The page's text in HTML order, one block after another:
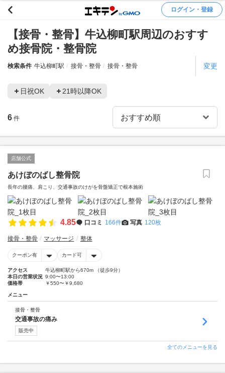
ログイン・登録
【接骨・整骨】牛込柳町駅周辺のおすす
め接骨院・整骨院
検索条件 牛込柳町駅 接骨・整骨 接骨・整骨 変更
日祝OK 21時以降OK
6 件
店舗公式
あけぼのばし整骨院
長年の腰痛、肩こり、交通事故のけがを骨盤矯正で根本施術
4.85 口コミ 166件 写真 120枚
接骨・整骨 マッサージ 整体
クーポン有 カード可
アクセス
牛込柳町駅から670m （徒歩9分）
本日の営業状況 9:00〜13:00
価格帯
￥550〜￥9,680
メニュー
接骨・整骨
交通事故の痛み
販売中
全てのメニューを見る